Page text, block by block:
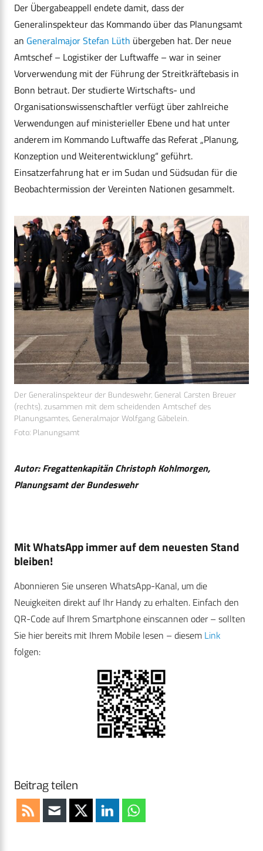
Der Übergabeappell endete damit, dass der
Generalinspekteur das Kommando über das Planungsamt
an Generalmajor Stefan Lüth übergeben hat. Der neue
Amtschef – Logistiker der Luftwaffe – war in seiner
Vorverwendung mit der Führung der Streitkräftebasis in
Bonn betraut. Der studierte Wirtschafts- und
Organisationswissenschaftler verfügt über zahlreiche
Verwendungen auf ministerieller Ebene und hat unter
anderem im Kommando Luftwaffe das Referat „Planung,
Konzeption und Weiterentwicklung“ geführt.
Einsatzerfahrung hat er im Sudan und Südsudan für die
Beobachtermission der Vereinten Nationen gesammelt.
Der Generalinspekteur der Bundeswehr, General Carsten Breuer
(rechts), zusammen mit dem scheidenden Amtschef des
Planungsamtes, Generalmajor Wolfgang Gäbelein.
Foto: Planungsamt
Autor: Fregattenkapitän Christoph Kohlmorgen,
Planungsamt der Bundeswehr
Mit WhatsApp immer auf dem neuesten Stand
bleiben!
Abonnieren Sie unseren WhatsApp-Kanal, um die
Neuigkeiten direkt auf Ihr Handy zu erhalten. Einfach den
QR-Code auf Ihrem Smartphone einscannen oder – sollten
Sie hier bereits mit Ihrem Mobile lesen – diesem Link
folgen:
Beitrag teilen